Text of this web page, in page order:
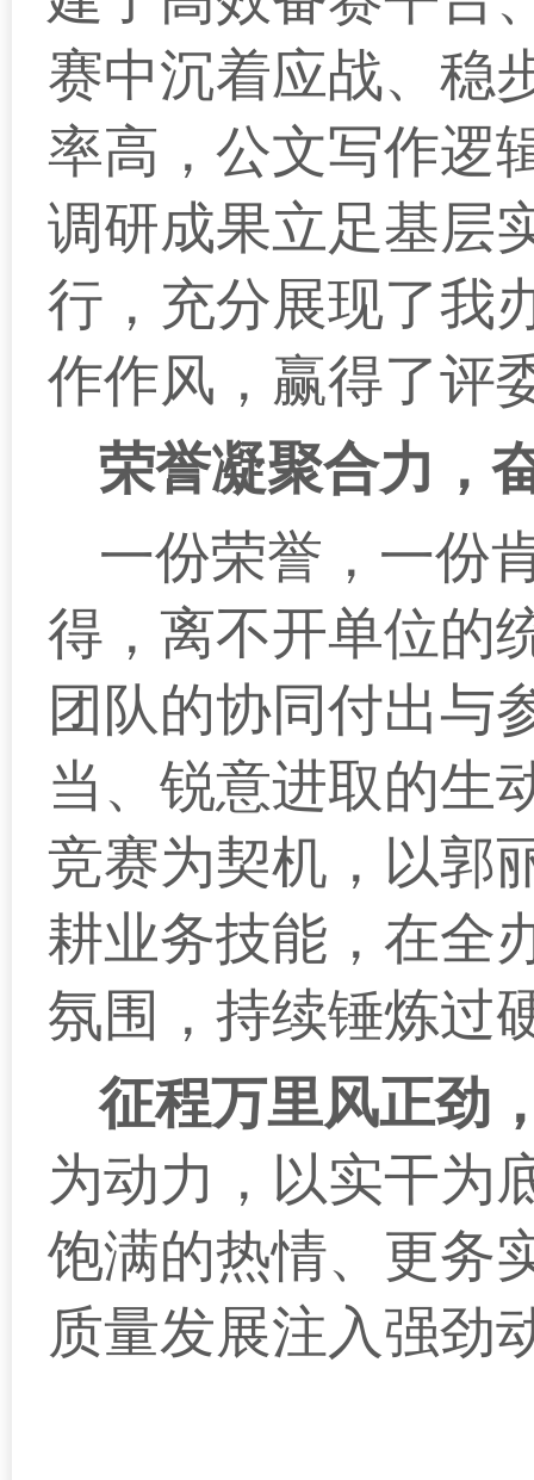
赛中沉着应战、稳
率高，公文写作逻
调研成果立足基层
行，充分展现了我
作作风，赢得了评
荣誉凝聚合力，
一份荣誉，一份
得，离不开单位的
团队的协同付出与
当、锐意进取的生
竞赛为契机，以郭
耕业务技能，在全
氛围，持续锤炼过
征程万里风正劲
为动力，以实干为
饱满的热情、更务
质量发展注入强劲